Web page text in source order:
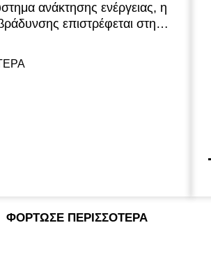
ανάκτησης ενέργειας, η
επιστρέφεται στην
ΦΟΡΤΩΣΕ ΠΕΡΙΣΣΟΤΕΡΑ